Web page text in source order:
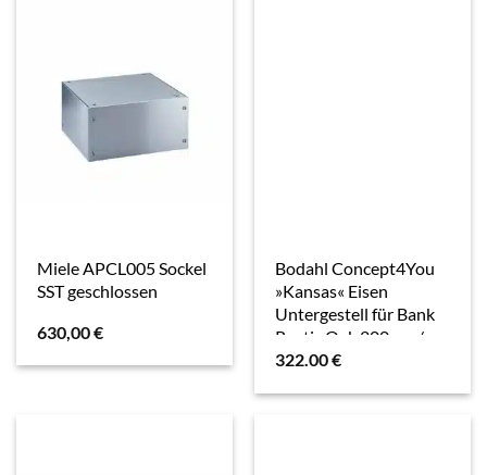
Miele APCL005 Sockel
SST geschlossen
630,00€
Bodahl Concept4You
»Kansas« Eisen
Untergestell für Bank
Rustic Oak 200 cm /
schwarz
322.00€